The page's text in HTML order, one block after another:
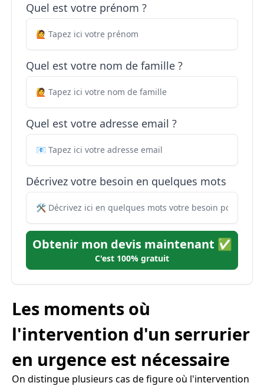
Quel est votre prénom ?
Quel est votre nom de famille ?
Quel est votre adresse email ?
Décrivez votre besoin en quelques mots
Obtenir mon devis maintenant ✅
C'est 100% gratuit
Les moments où
l'intervention d'un serrurier
en urgence est nécessaire
On distingue plusieurs cas de figure où l'intervention